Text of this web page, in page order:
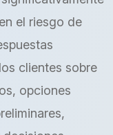
el riesgo de
clientes sobre
opciones